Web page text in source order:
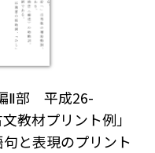
Ⅱ部 平成26-
教材プリント例」
と表現のプリント